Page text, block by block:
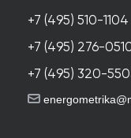
+7 (495) 510-1104
+7 (495) 276-
+7 (495) 320-